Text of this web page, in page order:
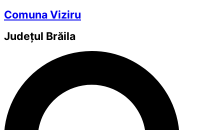
Comuna Viziru
Județul Brăila